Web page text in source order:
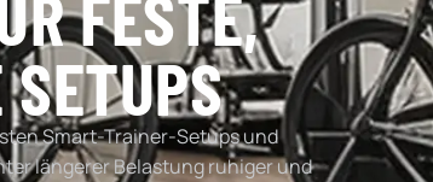
Smart-Trainer-Setups und
längerer Belastung ruhiger und